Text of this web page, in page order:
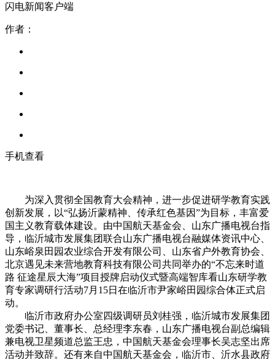
闪电新闻客户端
作者：
手机查看
为深入贯彻全国教育大会精神，进一步促进研学教育实践
创新发展，以“弘扬沂蒙精神、传承红色基因”为目标，丰富爱
国主义教育载体建设。由中国航天基金会、山东广播电视台指
导，临沂城市发展集团联合山东广播电视台融媒体资讯中心、
山东峪泉田园农业综合开发有限公司、山东省户外教育协会、
北京遇见未来营地教育科技有限公司共同举办的“不忘来时道
路 征途星辰大海”项目授牌启动仪式暨高端智库看山东研学教
育专家调研行活动7月15日在临沂市尹家峪田园综合体正式启
动。
临沂市政府办公室四级调研员刘桂强，临沂城市发展集团
党委书记 、董事长、总经理李东春，山东广播电视台副总编辑
兼电视卫星频道总监王忠，中国航天基金会理事长吴志坚出席
活动并致辞。还有来自中国航天基金会，临沂市、沂水县政府